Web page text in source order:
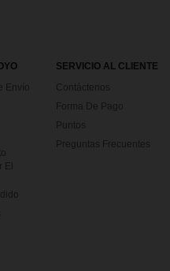
Envío
SERVICIO AL CLIENTE
Contáctenos
Forma De Pago
Puntos
Preguntas Frecuentes